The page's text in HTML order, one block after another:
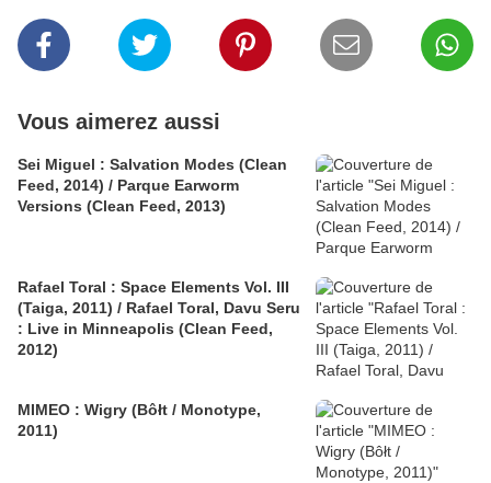
Vous aimerez aussi
Sei Miguel : Salvation Modes (Clean
Feed, 2014) / Parque Earworm
Versions (Clean Feed, 2013)
Rafael Toral : Space Elements Vol. III
(Taiga, 2011) / Rafael Toral, Davu Seru
: Live in Minneapolis (Clean Feed,
2012)
MIMEO : Wigry (Bôłt / Monotype,
2011)